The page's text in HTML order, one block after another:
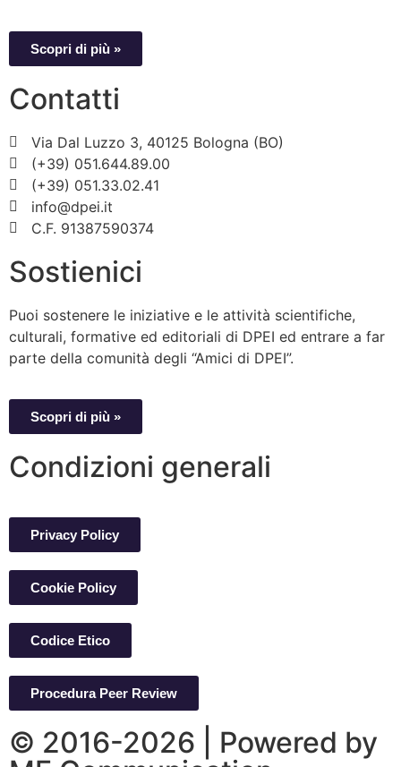
Scopri di più »
Contatti
Via Dal Luzzo 3, 40125 Bologna (BO)
(+39) 051.644.89.00
(+39) 051.33.02.41
info@dpei.it
C.F. 91387590374
Sostienici
Puoi sostenere le iniziative e le attività scientifiche,
culturali, formative ed editoriali di DPEI ed entrare a far
parte della comunità degli “Amici di DPEI”.
Scopri di più »
Condizioni generali
Privacy Policy
Cookie Policy
Codice Etico
Procedura Peer Review
© 2016-2026 | Powered by